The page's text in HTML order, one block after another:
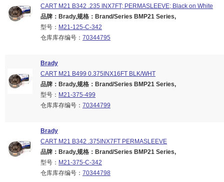
CART M21 B342 .235 INX7FT; PERMASLEEVE; Black on White
品牌：Brady,规格：Brand/Series BMP21 Series,
型号： M21-125-C-342
仓库库存编号： 70344795
Brady
CART M21 B499 0.375INX16FT BLK/WHT
品牌：Brady,规格：Brand/Series BMP21 Series,
型号： M21-375-499
仓库库存编号： 70344799
Brady
CART M21 B342 .375INX7FT PERMASLEEVE
品牌：Brady,规格：Brand/Series BMP21 Series,
型号： M21-375-C-342
仓库库存编号： 70344798